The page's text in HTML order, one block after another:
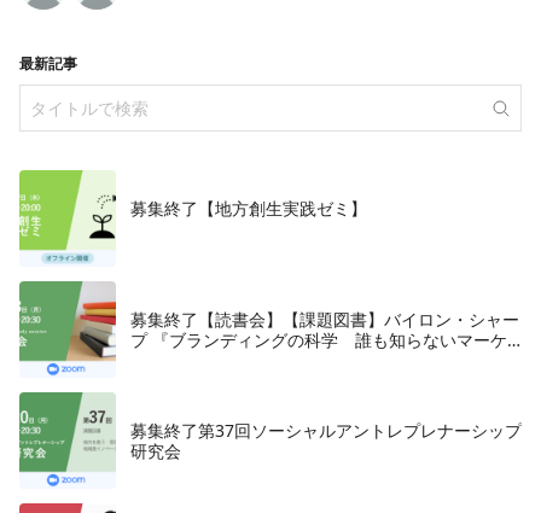
最新記事
募集終了【地方創生実践ゼミ】
募集終了【読書会】【課題図書】バイロン・シャー
プ 『ブランディングの科学 誰も知らないマーケ
募集終了第37回ソーシャルアントレプレナーシップ
研究会